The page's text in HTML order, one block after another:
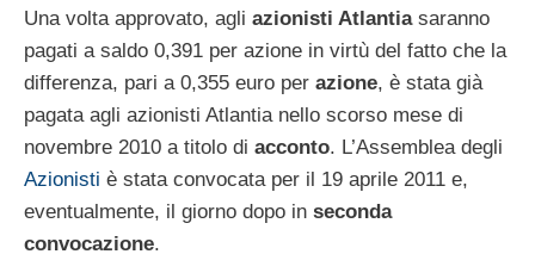
Una volta approvato, agli azionisti Atlantiasaranno
pagati a saldo 0,391 per azione in virtù del fatto che la
differenza, pari a 0,355 euro per azione, è stata già
pagata agli azionisti Atlantia nello scorso mese di
novembre 2010 a titolo di acconto. L’Assemblea degli
Azionisti è stata convocata per il 19 aprile 2011 e,
eventualmente, il giorno dopo in seconda
convocazione.